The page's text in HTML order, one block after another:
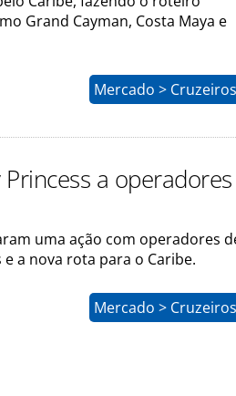
Grand Cayman, Costa Maya e
Mercado > Cruzeiros
a operadores
uma ação com operadores
a nova rota para o Caribe.
Mercado > Cruzeiros